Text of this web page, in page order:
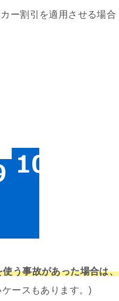
ー割引を適用させる場合
う事故があった場合は、
ースもあります。)